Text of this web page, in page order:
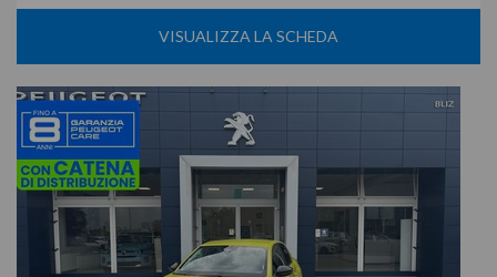
VISUALIZZA LA SCHEDA